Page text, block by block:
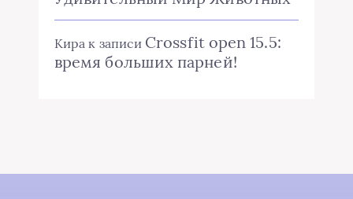
Кира к записи Crossfit open 15.5:
время больших парней!